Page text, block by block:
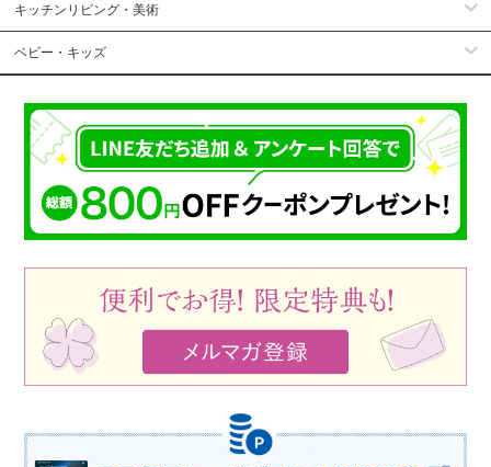
キッチンリビング・美術
ベビー・キッズ